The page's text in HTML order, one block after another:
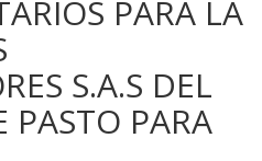
PARA LA
S.A.S DEL
PASTO PARA